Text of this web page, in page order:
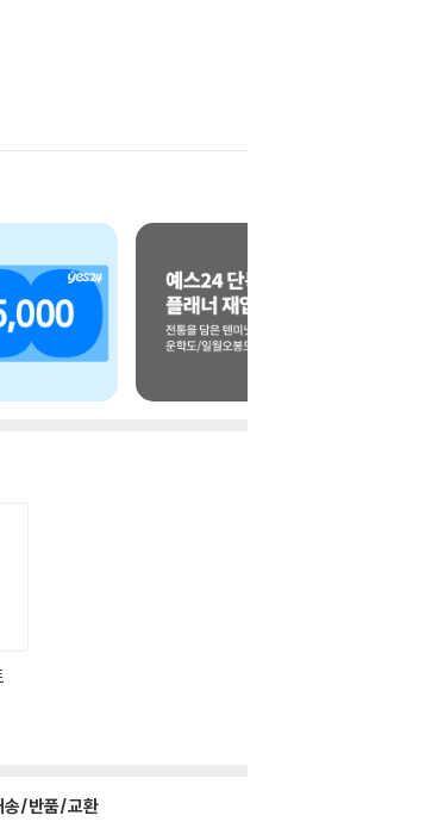
송/반품/교환